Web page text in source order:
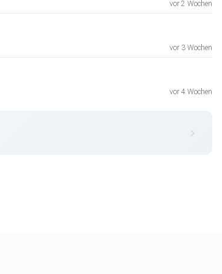
vor 2 Wochen
vor 3 Wochen
vor 4 Wochen